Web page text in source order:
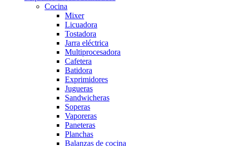
Cocina
Mixer
Licuadora
Tostadora
Jarra eléctrica
Multiprocesadora
Cafetera
Batidora
Exprimidores
Jugueras
Sandwicheras
Soperas
Vaporeras
Paneteras
Planchas
Balanzas de cocina